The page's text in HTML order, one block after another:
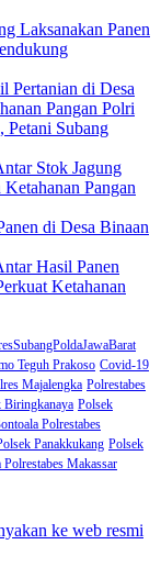
Laksanakan Panen
Pertanian di Desa
Pangan Polri
Petani Subang
Stok Jagung
Pangan
di Desa Binaan
Hasil Panen
Ketahanan
Teguh Prakoso Covid-19
Majalengka Polrestabes
Biringkanaya Polsek
Polrestabes
Panakkukang Polsek
Polrestabes Makassar
ke web resmi